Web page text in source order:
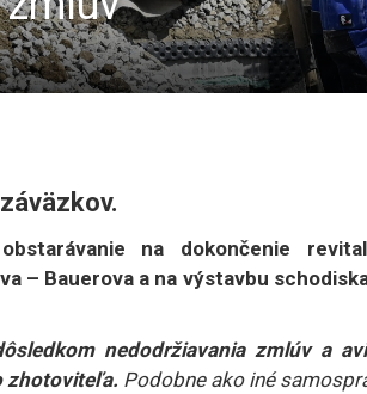
na dokončenie
– Bauerova a na výstavbu
nedodržiavania zmlúv a
zhotoviteľa. Podobne ako iné